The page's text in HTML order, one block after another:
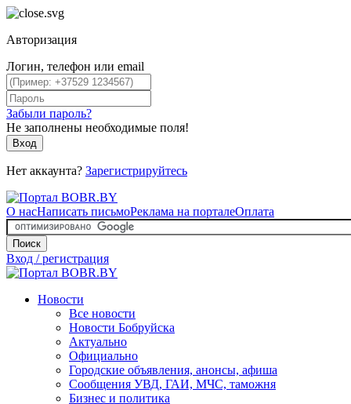
Авторизация
Логин, телефон или email
Забыли пароль?
Не заполнены необходимые поля!
Вход
Нет аккаунта? Зарегистрируйтесь
О насНаписать письмоРеклама на порталеОплата
Поиск
Вход / регистрация
Новости
Все новости
Новости Бобруйска
Актуально
Официально
Городские объявления, анонсы, афиша
Сообщения УВД, ГАИ, МЧС, таможня
Бизнес и политика